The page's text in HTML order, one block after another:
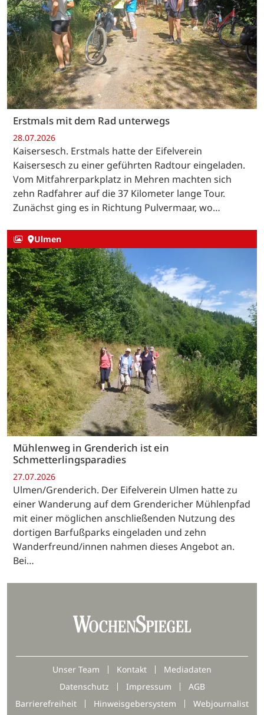
Erstmals mit dem Rad unterwegs
28.07.2026
Kaisersesch. Erstmals hatte der Eifelverein
Kaisersesch zu einer geführten Radtour eingeladen.
Vom Mitfahrerparkplatz in Mehren machten sich
zehn Radfahrer auf die 37 Kilometer lange Tour.
Zunächst ging es in Richtung Pulvermaar, wo…
Ulmen
Mühlenweg in Grenderich ist ein
Schmetterlingsparadies
27.07.2026
Ulmen/Grenderich. Der Eifelverein Ulmen hatte zu
einer Wanderung auf dem Grendericher Mühlenpfad
mit einer möglichen anschließenden Nutzung des
dortigen Barfußparks eingeladen und zehn
Wanderfreund/innen nahmen dieses Angebot an.
Bei…
Unser Team Kontakt
Mediadaten
Datenschutz
Impressum
AGB
Barrierefreiheit
Hinweisgebersystem Webjournalist